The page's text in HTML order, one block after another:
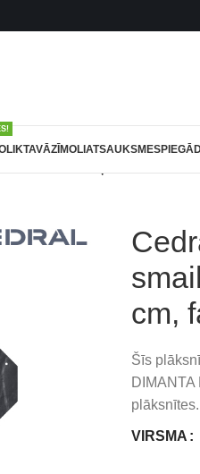
ZĪMOLI ATSAUKSMES
cm,
Šīs
plāksnītes.
VIRSMA